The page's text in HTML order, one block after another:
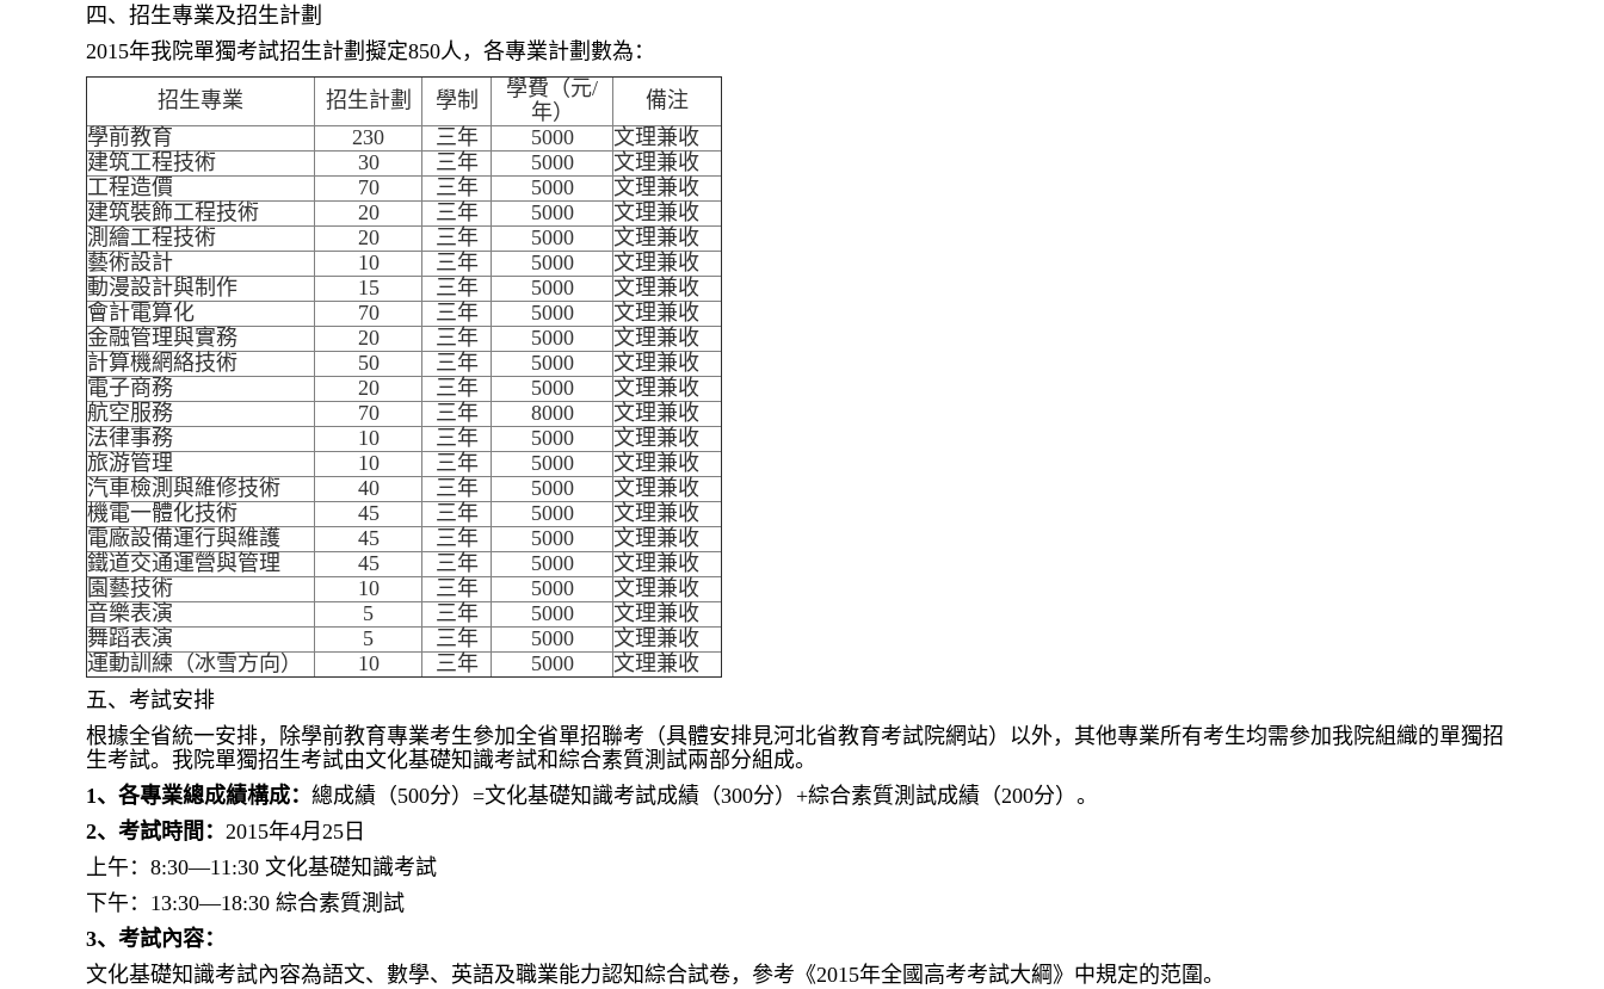
四、招生專業及招生計劃
2015年我院單獨考試招生計劃擬定850人，各專業計劃數為：
招生專業 招生計劃 學制
學費（元/
年）
備注
學前教育
230 三年 5000
文理兼收
建筑工程技術
30 三年 5000
文理兼收
工程造價
70 三年 5000
文理兼收
建筑裝飾工程技術
20 三年 5000
文理兼收
測繪工程技術
20 三年 5000
文理兼收
藝術設計
10 三年 5000
文理兼收
動漫設計與制作
15 三年 5000
文理兼收
會計電算化
70 三年 5000
文理兼收
金融管理與實務
20 三年 5000
文理兼收
計算機網絡技術
50 三年 5000
文理兼收
電子商務
20 三年 5000
文理兼收
航空服務
70 三年 8000
文理兼收
法律事務
10 三年 5000
文理兼收
旅游管理
10 三年 5000
文理兼收
汽車檢測與維修技術
40 三年 5000
文理兼收
機電一體化技術
45 三年 5000
文理兼收
電廠設備運行與維護
45 三年 5000
文理兼收
鐵道交通運營與管理
45 三年 5000
文理兼收
園藝技術
10 三年 5000
文理兼收
音樂表演
5 三年 5000
文理兼收
舞蹈表演
5 三年 5000
文理兼收
運動訓練（冰雪方向）
10 三年 5000
文理兼收
五、考試安排
根據全省統一安排，除學前教育專業考生參加全省單招聯考（具體安排見河北省教育考試院網站）以外，其他專業所有考生均需參加我院組織的單獨招
生考試。我院單獨招生考試由文化基礎知識考試和綜合素質測試兩部分組成。
1、各專業總成績構成： 總成績（500分）=文化基礎知識考試成績（300分）+綜合素質測試成績（200分）。
2、考試時間： 2015年4月25日
上午：8:30—11:30 文化基礎知識考試
下午：13:30—18:30 綜合素質測試
3、考試內容：
文化基礎知識考試內容為語文、數學、英語及職業能力認知綜合試卷，參考《2015年全國高考考試大綱》中規定的范圍。